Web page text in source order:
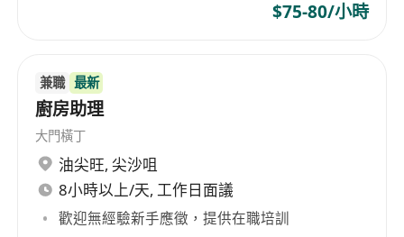
$75-80/小時
兼職 最新
廚房助理
大門橫丁
油尖旺, 尖沙咀
8小時以上/天, 工作日面議
歡迎無經驗新手應徵，提供在職培訓